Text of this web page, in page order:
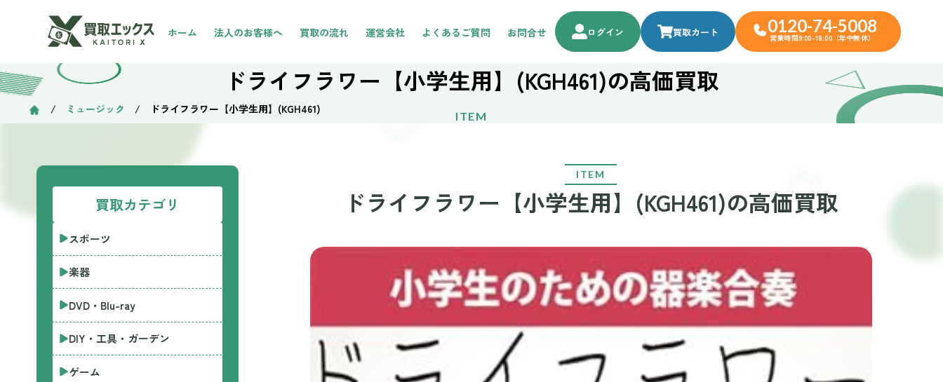
ホーム 法人のお客様へ 買取の流れ 運営会社 よくあるご質問 お問合せ ログイン 買取カート 0120-74-5008
営業時間9:00-18:00（年中無休）
ドライフラワー【小学生用】(KGH461)の高価買取
ITEM
/ ミュージック / ドライフラワー【小学生用】(KGH461)
ITEM
ドライフラワー【小学生用】(KGH461)の高価買取
買取カテゴリ
スポーツ
楽器
DVD・Blu-ray
DIY・工具・ガーデン
ゲーム